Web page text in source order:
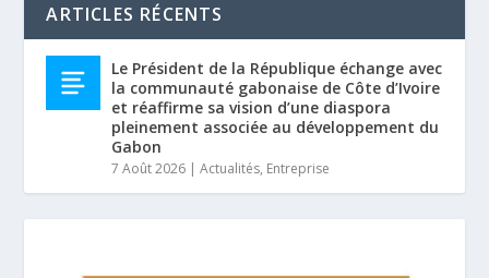
ARTICLES RÉCENTS
Le Président de la République échange avec
la communauté gabonaise de Côte d’Ivoire
et réaffirme sa vision d’une diaspora
pleinement associée au développement du
Gabon
7 Août 2026 |Actualités, Entreprise